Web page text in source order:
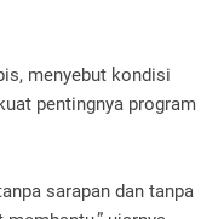
menyebut kondisi
pentingnya program
sarapan dan tanpa